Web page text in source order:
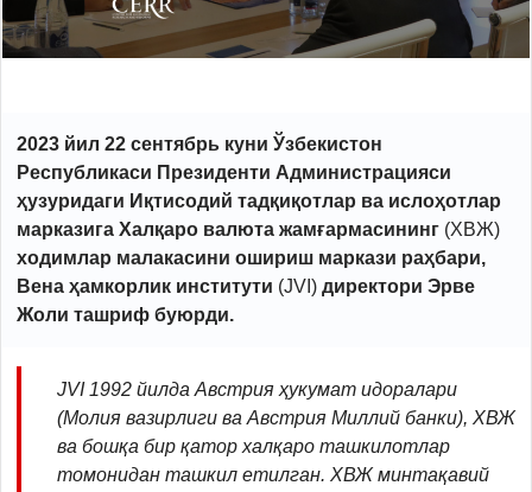
2023 йил 22 сентябрь куни Ўзбекистон
Республикаси Президенти Администрацияси
ҳузуридаги Иқтисодий тадқиқотлар ва ислоҳотлар
марказига Халқаро валюта жамғармасининг (ХВЖ)
ходимлар малакасини ошириш маркази раҳбари,
Вена ҳамкорлик институти (JVI) директори Эрве
Жоли ташриф буюрди.
JVI1992 йилда Австрия ҳукумат идоралари
(Молия вазирлиги ва Австрия Миллий банки), ХВЖ
ва бошқа бир қатор халқаро ташкилотлар
томонидан ташкил етилган. ХВЖ минтақавий